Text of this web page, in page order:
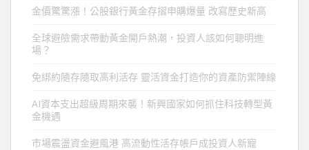
金價驚驚漲！公股銀行黃金存摺申購爆量 改寫歷史新高
全球避險需求帶動黃金開戶熱潮，投資人該如何聰明進
場？
免綁約隨存隨取高利活存 靈活資金打造你的資產防禦陣線
AI資本支出超級周期來襲！新興國家如何抓住科技轉型黃
金機遇
市場震盪資金避風港 高流動性活存帳戶成投資人新寵